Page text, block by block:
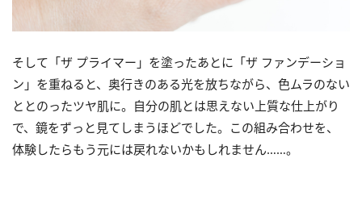
そして「ザ プライマー」を塗ったあとに「ザ ファンデーショ
ン」を重ねると、奥行きのある光を放ちながら、色ムラのない
ととのったツヤ肌に。自分の肌とは思えない上質な仕上がり
で、鏡をずっと見てしまうほどでした。この組み合わせを、
体験したらもう元には戻れないかもしれません……。